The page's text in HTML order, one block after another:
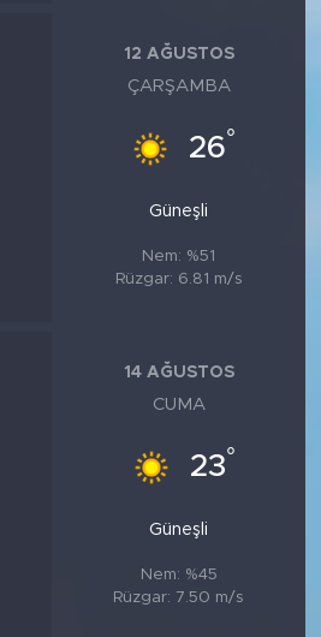
12 AĞUSTOS
ÇARŞAMBA
26°
Güneşli
Nem: %51
Rüzgar: 6.81 m/s
14 AĞUSTOS
CUMA
23°
Güneşli
Nem: %45
Rüzgar: 7.50 m/s